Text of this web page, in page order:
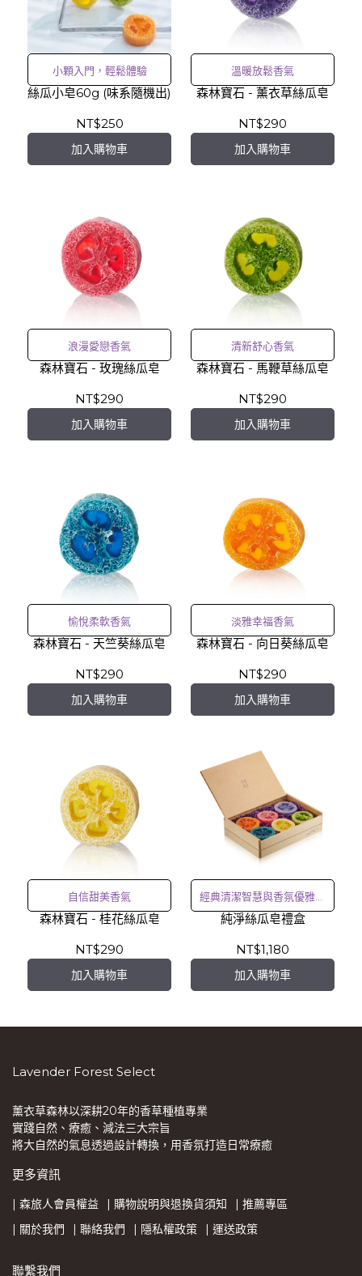
小顆入門，輕鬆體驗
絲瓜小皂60g (味系隨機出)
NT$250
加入購物車
溫暖放鬆香氣
森林寶石 - 薰衣草絲瓜皂
NT$290
加入購物車
浪漫愛戀香氣
森林寶石 - 玫瑰絲瓜皂
NT$290
加入購物車
清新舒心香氣
森林寶石 - 馬鞭草絲瓜皂
NT$290
加入購物車
愉悅柔軟香氣
森林寶石 - 天竺葵絲瓜皂
NT$290
加入購物車
淡雅幸福香氣
森林寶石 - 向日葵絲瓜皂
NT$290
加入購物車
自信甜美香氣
森林寶石 - 桂花絲瓜皂
NT$290
加入購物車
經典清潔智慧與香氛優雅結
合
純淨絲瓜皂禮盒
NT$1,180
加入購物車
Lavender Forest Select
薰衣草森林以深耕20年的香草種植專業
實踐自然、療癒、減法三大宗旨
將大自然的氣息透過設計轉換，用香氛打造日常療癒
更多資訊
| 森旅人會員權益 | 購物說明與退換貨須知
| 推薦專區
| 關於我們
| 聯絡我們 | 隱私權政策 | 運送政策
聯繫我們